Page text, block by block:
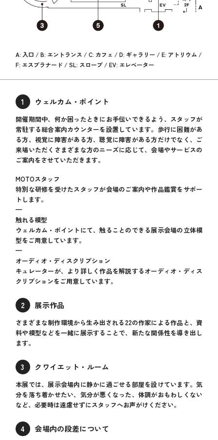
A: 入口 / B: エントランス / C: カフェ / D: ギャラリー / E: アトリウム /
F: エスプラナード / SL: スロープ / EV: エレベーター
1 ウェルカム・ポイント
開催期間中、何か困ったときにお手伝いできるよう、スタッフが
常駐する総合案内カウンターを設置しています。歩行に困難があ
る方、視覚に障害がある方、聴覚に障害がある方だけでなく、ご
来場いただくさまざまな方のニーズに応じて、会場やサービスの
ご案内をさせていただきます。
MOTOスタッフ
特別な研修を受けたスタッフが会場のご案内や作品鑑賞をサポー
トします。
—
触れる模型
ウェルカム・ポイントにて、触ることのできる展示会場の立体模
型をご用意しています。
—
オーディオ・ディスクリプション
キュレーターが、より詳しく作品を解説するオーディオ・ディス
クリプションをご用意しています。
2 展示作品
さまざまな制作環境から生み出される22の作家による作品と、資
料や模型などを一緒に展示することで、新たな関係性を導き出し
ます。
3 クワイエット・ルーム
本展では、展示会場内に静かに過ごせる部屋を設けています。気
分を落ち着かせたい、気分が悪くなった、体調がおもわしくない
など、必要時は遠慮せずにスタッフへお声がけください。
4 会場内の段差について